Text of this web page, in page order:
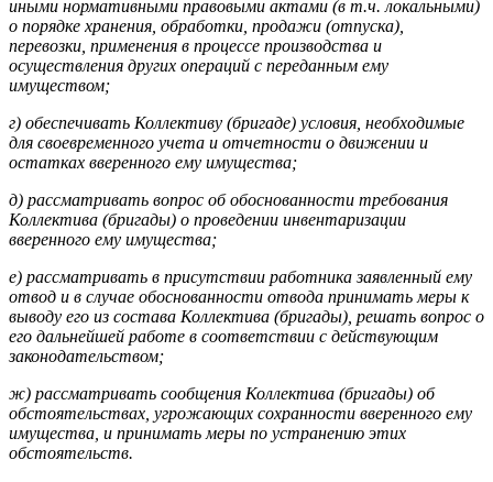
иными нормативными правовыми актами (в т.ч. локальными)
о порядке хранения, обработки, продажи (отпуска),
перевозки, применения в процессе производства и
осуществления других операций с переданным ему
имуществом;
г) обеспечивать Коллективу (бригаде) условия, необходимые
для своевременного учета и отчетности о движении и
остатках вверенного ему имущества;
д) рассматривать вопрос об обоснованности требования
Коллектива (бригады) о проведении инвентаризации
вверенного ему имущества;
е) рассматривать в присутствии работника заявленный ему
отвод и в случае обоснованности отвода принимать меры к
выводу его из состава Коллектива (бригады), решать вопрос о
его дальнейшей работе в соответствии с действующим
законодательством;
ж) рассматривать сообщения Коллектива (бригады) об
обстоятельствах, угрожающих сохранности вверенного ему
имущества, и принимать меры по устранению этих
обстоятельств.